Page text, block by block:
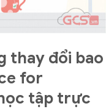
thay đổi bao
for
tập trực